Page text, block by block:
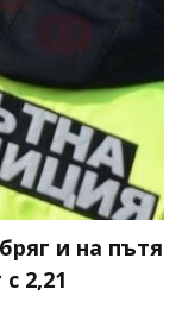
и на пътя
2,21